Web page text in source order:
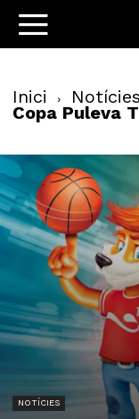
Inici Notícies
Copa Puleva
NOTÍCIES